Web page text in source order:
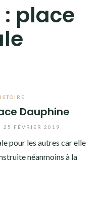
place
Dauphine
25 FÉVRIER 2019
pour les autres car elle
néanmoins à la